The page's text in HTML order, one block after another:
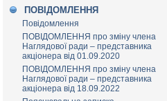
ПОВІДОМЛЕННЯ
Повідомлення
ПОВІДОМЛЕННЯ про зміну члена
Наглядової ради – представника
акціонера від 01.09.2020
ПОВІДОМЛЕННЯ про зміну члена
Наглядової ради – представника
акціонера від 18.09.2022